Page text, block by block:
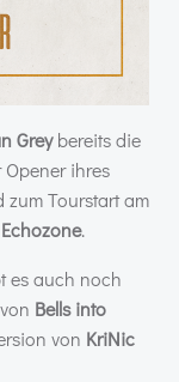
Greybereits die
Opener ihres
Tourstart am
Echozone.
es auch noch
Bells into
von KriNic